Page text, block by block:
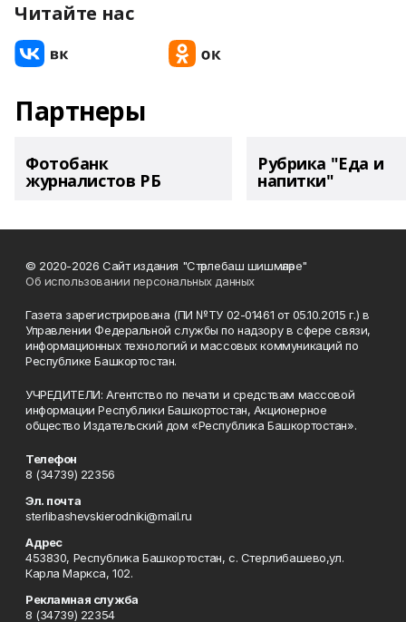
Читайте нас
Партнеры
Фотобанк
журналистов РБ
Рубрика "Еда и
напитки"
© 2020-2026 Сайт издания "Стәрлебаш шишмәләре"
Об использовании персональных данных
Газета зарегистрирована (ПИ №ТУ 02-01461 от 05.10.2015 г.) в
Управлении Федеральной службы по надзору в сфере связи,
информационных технологий и массовых коммуникаций по
Республике Башкортостан.
УЧРЕДИТЕЛИ: Агентство по печати и средствам массовой
информации Республики Башкортостан, Акционерное
общество Издательский дом «Республика Башкортостан».
Телефон
8 (34739) 22356
Эл. почта
sterlibashevskierodniki@mail.ru
Адрес
453830, Республика Башкортостан, c. Стерлибашево,ул.
Карла Маркса, 102.
Рекламная служба
8 (34739) 22354